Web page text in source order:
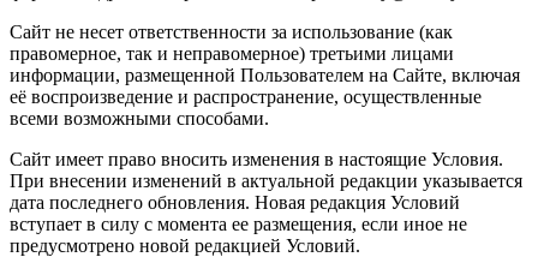
Сайт не несет ответственности за использование (как
правомерное, так и неправомерное) третьими лицами
информации, размещенной Пользователем на Сайте, включая
её воспроизведение и распространение, осуществленные
всеми возможными способами.
Сайт имеет право вносить изменения в настоящие Условия.
При внесении изменений в актуальной редакции указывается
дата последнего обновления. Новая редакция Условий
вступает в силу с момента ее размещения, если иное не
предусмотрено новой редакцией Условий.